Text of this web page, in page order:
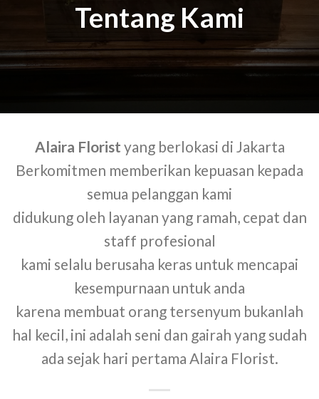
Tentang Kami
Alaira Florist yang berlokasi di Jakarta
Berkomitmen memberikan kepuasan kepada
semua pelanggan kami
didukung oleh layanan yang ramah, cepat dan
staff profesional
kami selalu berusaha keras untuk mencapai
kesempurnaan untuk anda
karena membuat orang tersenyum bukanlah
hal kecil, ini adalah seni dan gairah yang sudah
ada sejak hari pertama Alaira Florist.